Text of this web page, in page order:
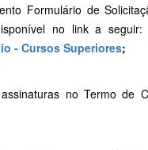
Formulário de
no link a seguir:
- Cursos Superiores;
no Termo de